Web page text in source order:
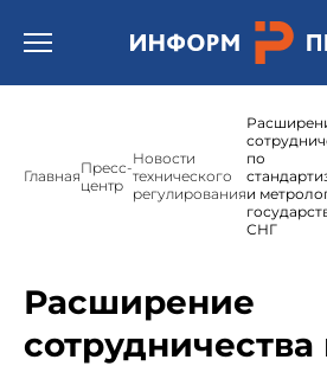
Открыть бургер меню.
ГлавнаяПресс-
центр
Новости
технического
регулирования
по
и
СНГ
Расширение
сотрудничества